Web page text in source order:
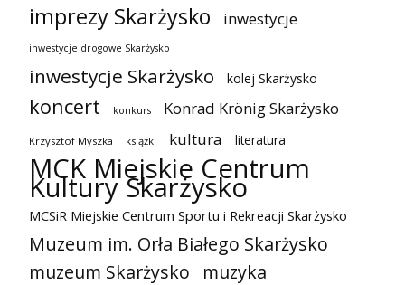
imprezy Skarżysko inwestycje
inwestycje drogowe Skarżysko
inwestycje Skarżysko kolej Skarżysko
koncert konkurs Konrad Krönig Skarżysko
Krzysztof Myszka książki kultura literatura
MCK Miejskie Centrum
Kultury Skarżysko
MCSiR Miejskie Centrum Sportu i Rekreacji Skarżysko
Muzeum im. Orła Białego Skarżysko
muzeum Skarżysko
muzyka